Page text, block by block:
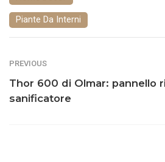
Piante Da Interni
PREVIOUS
Thor 600 di Olmar: pannello
sanificatore